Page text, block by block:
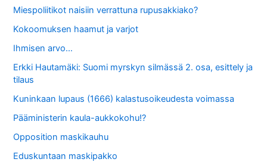
Miespoliitikot naisiin verrattuna rupusakkiako?
Kokoomuksen haamut ja varjot
Ihmisen arvo…
Erkki Hautamäki: Suomi myrskyn silmässä 2. osa, esittely ja
tilaus
Kuninkaan lupaus (1666) kalastusoikeudesta voimassa
Pääministerin kaula-aukkokohu!?
Opposition maskikauhu
Eduskuntaan maskipakko